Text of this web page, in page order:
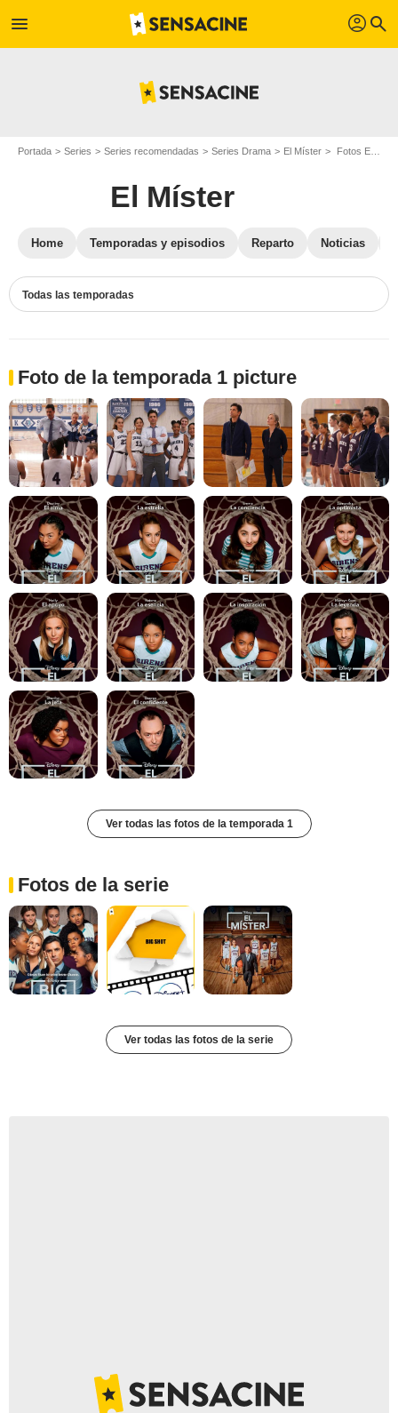
menu profil search
Portada Series Series recomendadas Series Drama El Míster Fotos El Míster
El Míster
Home Temporadas y episodios Reparto Noticias
Todas las temporadas
Foto de la temporada 1 picture
Ver todas las fotos de la temporada 1
Fotos de la serie
Ver todas las fotos de la serie